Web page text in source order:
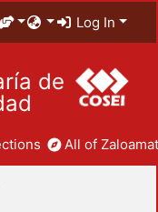
Log In
de
All of